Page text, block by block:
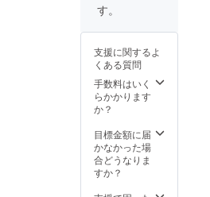
す。
支援に関するよ
くある質問
手数料はいく
らかかります
か？
目標金額に届
かなかった場
合どうなりま
すか？